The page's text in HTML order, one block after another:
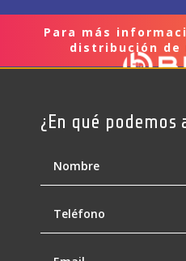
Para más
distribución de
¿En qué podemos